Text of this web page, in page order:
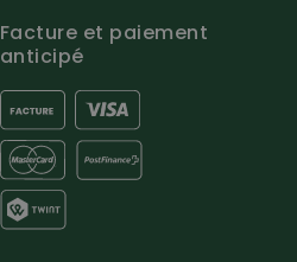
Facture et paiement
anticipé